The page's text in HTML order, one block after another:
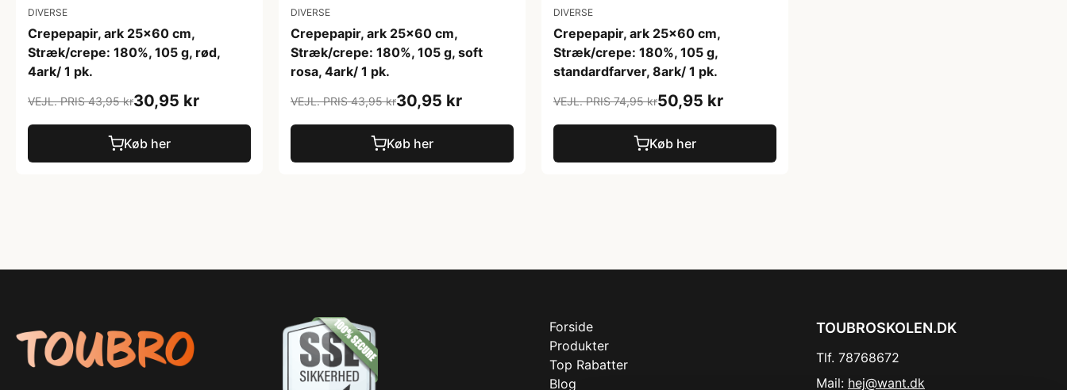
DIVERSE
Crepepapir, ark 25x60 cm,
Stræk/crepe: 180%, 105 g, rød,
4ark/ 1 pk.
VEJL. PRIS 43,95 kr30,95 kr
Køb her
DIVERSE
Crepepapir, ark 25x60 cm,
Stræk/crepe: 180%, 105 g, soft
rosa, 4ark/ 1 pk.
VEJL. PRIS 43,95 kr30,95 kr
Køb her
DIVERSE
Crepepapir, ark 25x60 cm,
Stræk/crepe: 180%, 105 g,
standardfarver, 8ark/ 1 pk.
VEJL. PRIS 74,95 kr50,95 kr
Køb her
Forside
Produkter
Top Rabatter
Blog
TOUBROSKOLEN.DK
Tlf. 78768672
Mail: hej@want.dk